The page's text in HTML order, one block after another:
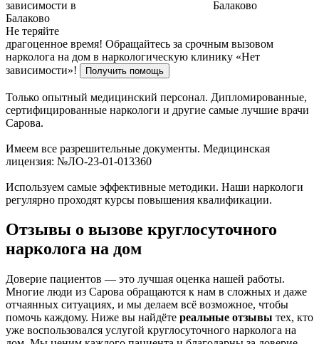
Не теряйте
драгоценное время! Обращайтесь за срочным вызовом
нарколога на дом в наркологическую клинику «Нет
зависимости»!
Получить помощь
Только опытный медицинский персонал. Дипломированные,
сертифицированные наркологи и другие самые лучшие врачи
Сарова.
Имеем все разрешительные документы. Медицинская
лицензия: №ЛО-23-01-013360
Используем самые эффективные методики. Наши наркологи
регулярно проходят курсы повышения квалификации.
Отзывы о вызове круглосуточного
нарколога на дом
Доверие пациентов — это лучшая оценка нашей работы.
Многие люди из Сарова обращаются к нам в сложных и даже
отчаянных ситуациях, и мы делаем всё возможное, чтобы
помочь каждому. Ниже вы найдёте реальные отзывы тех, кто
уже воспользовался услугой круглосуточного нарколога на